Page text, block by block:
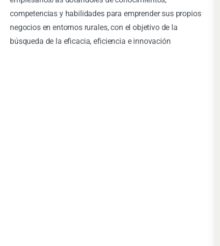
competencias y habilidades para emprender sus propios
negocios en entornos rurales, con el objetivo de la
búsqueda de la eficacia, eficiencia e innovación